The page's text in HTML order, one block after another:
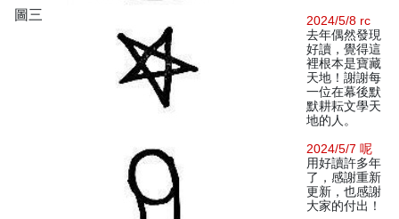
圖三
2024/5/8 rc
去年偶然發現
好讀，覺得這
裡根本是寶藏
天地！謝謝每
一位在幕後默
默耕耘文學天
地的人。
2024/5/7 呢
用好讀許多年
了，感謝重新
更新，也感謝
大家的付出！